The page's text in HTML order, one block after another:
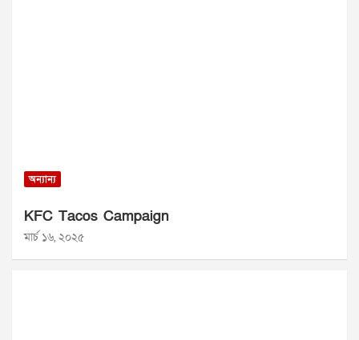
অন্যান্য
KFC Tacos Campaign
মার্চ ১৬, ২০২৫